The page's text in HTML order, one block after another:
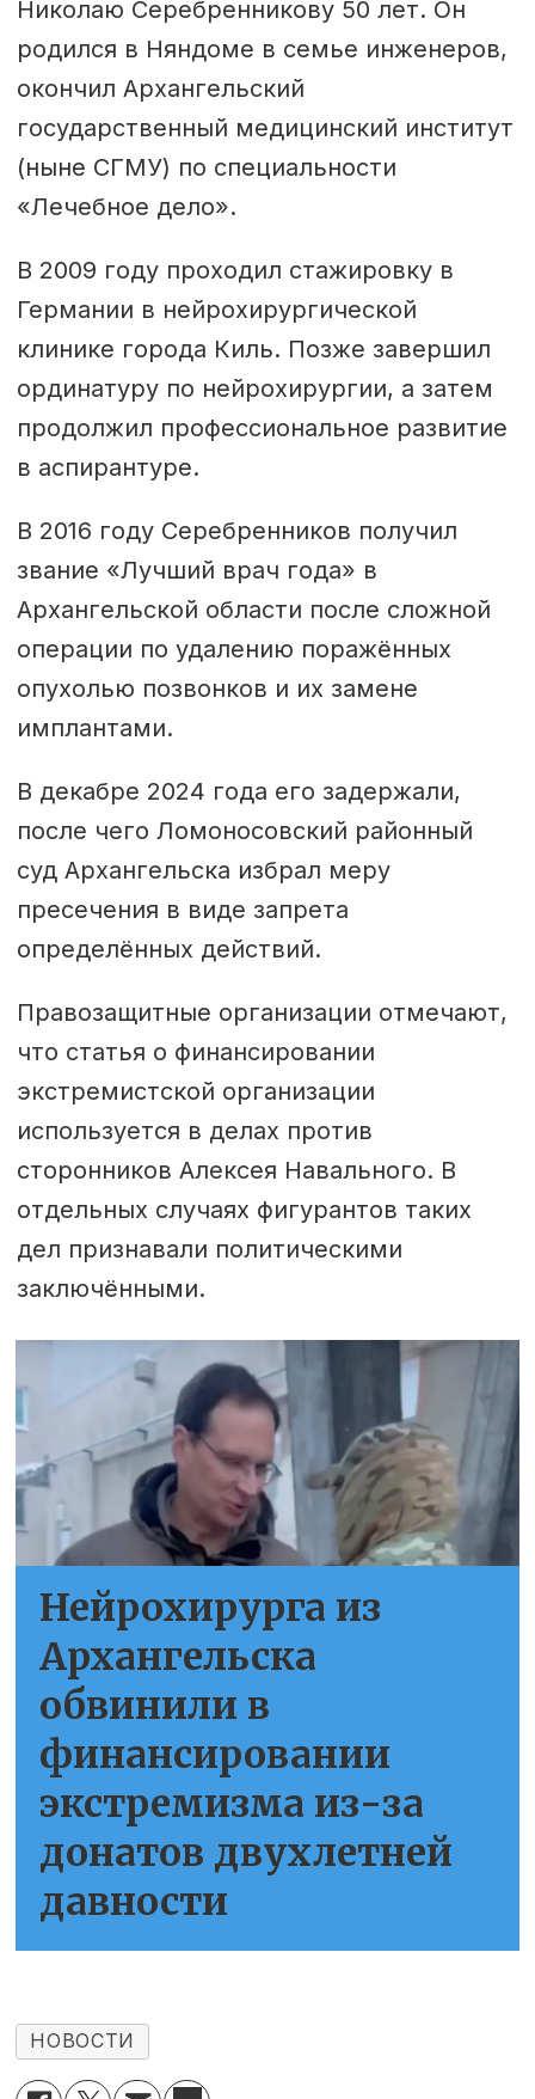
Николаю Серебренникову 50 лет. Он
родился в Няндоме в семье инженеров,
окончил Архангельский
государственный медицинский институт
(ныне СГМУ) по специальности
«Лечебное дело».
В 2009 году проходил стажировку в
Германии в нейрохирургической
клинике города Киль. Позже завершил
ординатуру по нейрохирургии, а затем
продолжил профессиональное развитие
в аспирантуре.
В 2016 году Серебренников получил
звание «Лучший врач года» в
Архангельской области после сложной
операции по удалению поражённых
опухолью позвонков и их замене
имплантами.
В декабре 2024 года его задержали,
после чего Ломоносовский районный
суд Архангельска избрал меру
пресечения в виде запрета
определённых действий.
Правозащитные организации отмечают,
что статья о финансировании
экстремистской организации
используется в делах против
сторонников Алексея Навального. В
отдельных случаях фигурантов таких
дел признавали политическими
заключёнными.
Нейрохирурга из
Архангельска
обвинили в
финансировании
экстремизма из-за
донатов двухлетней
давности
НОВОСТИ